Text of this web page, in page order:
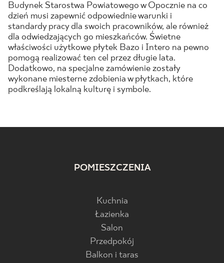
Budynek Starostwa Powiatowego w Opocznie na co
dzień musi zapewnić odpowiednie warunki i
standardy pracy dla swoich pracowników, ale również
dla odwiedzających go mieszkańców. Świetne
właściwości użytkowe płytek Bazo i Intero na pewno
pomogą realizować ten cel przez długie lata.
Dodatkowo, na specjalne zamówienie zostały
wykonane miesterne zdobienia w płytkach, które
podkreślają lokalną kulturę i symbole.
POMIESZCZENIA
Kuchnia
Łazienka
Salon
Przedpokój
Balkon i taras